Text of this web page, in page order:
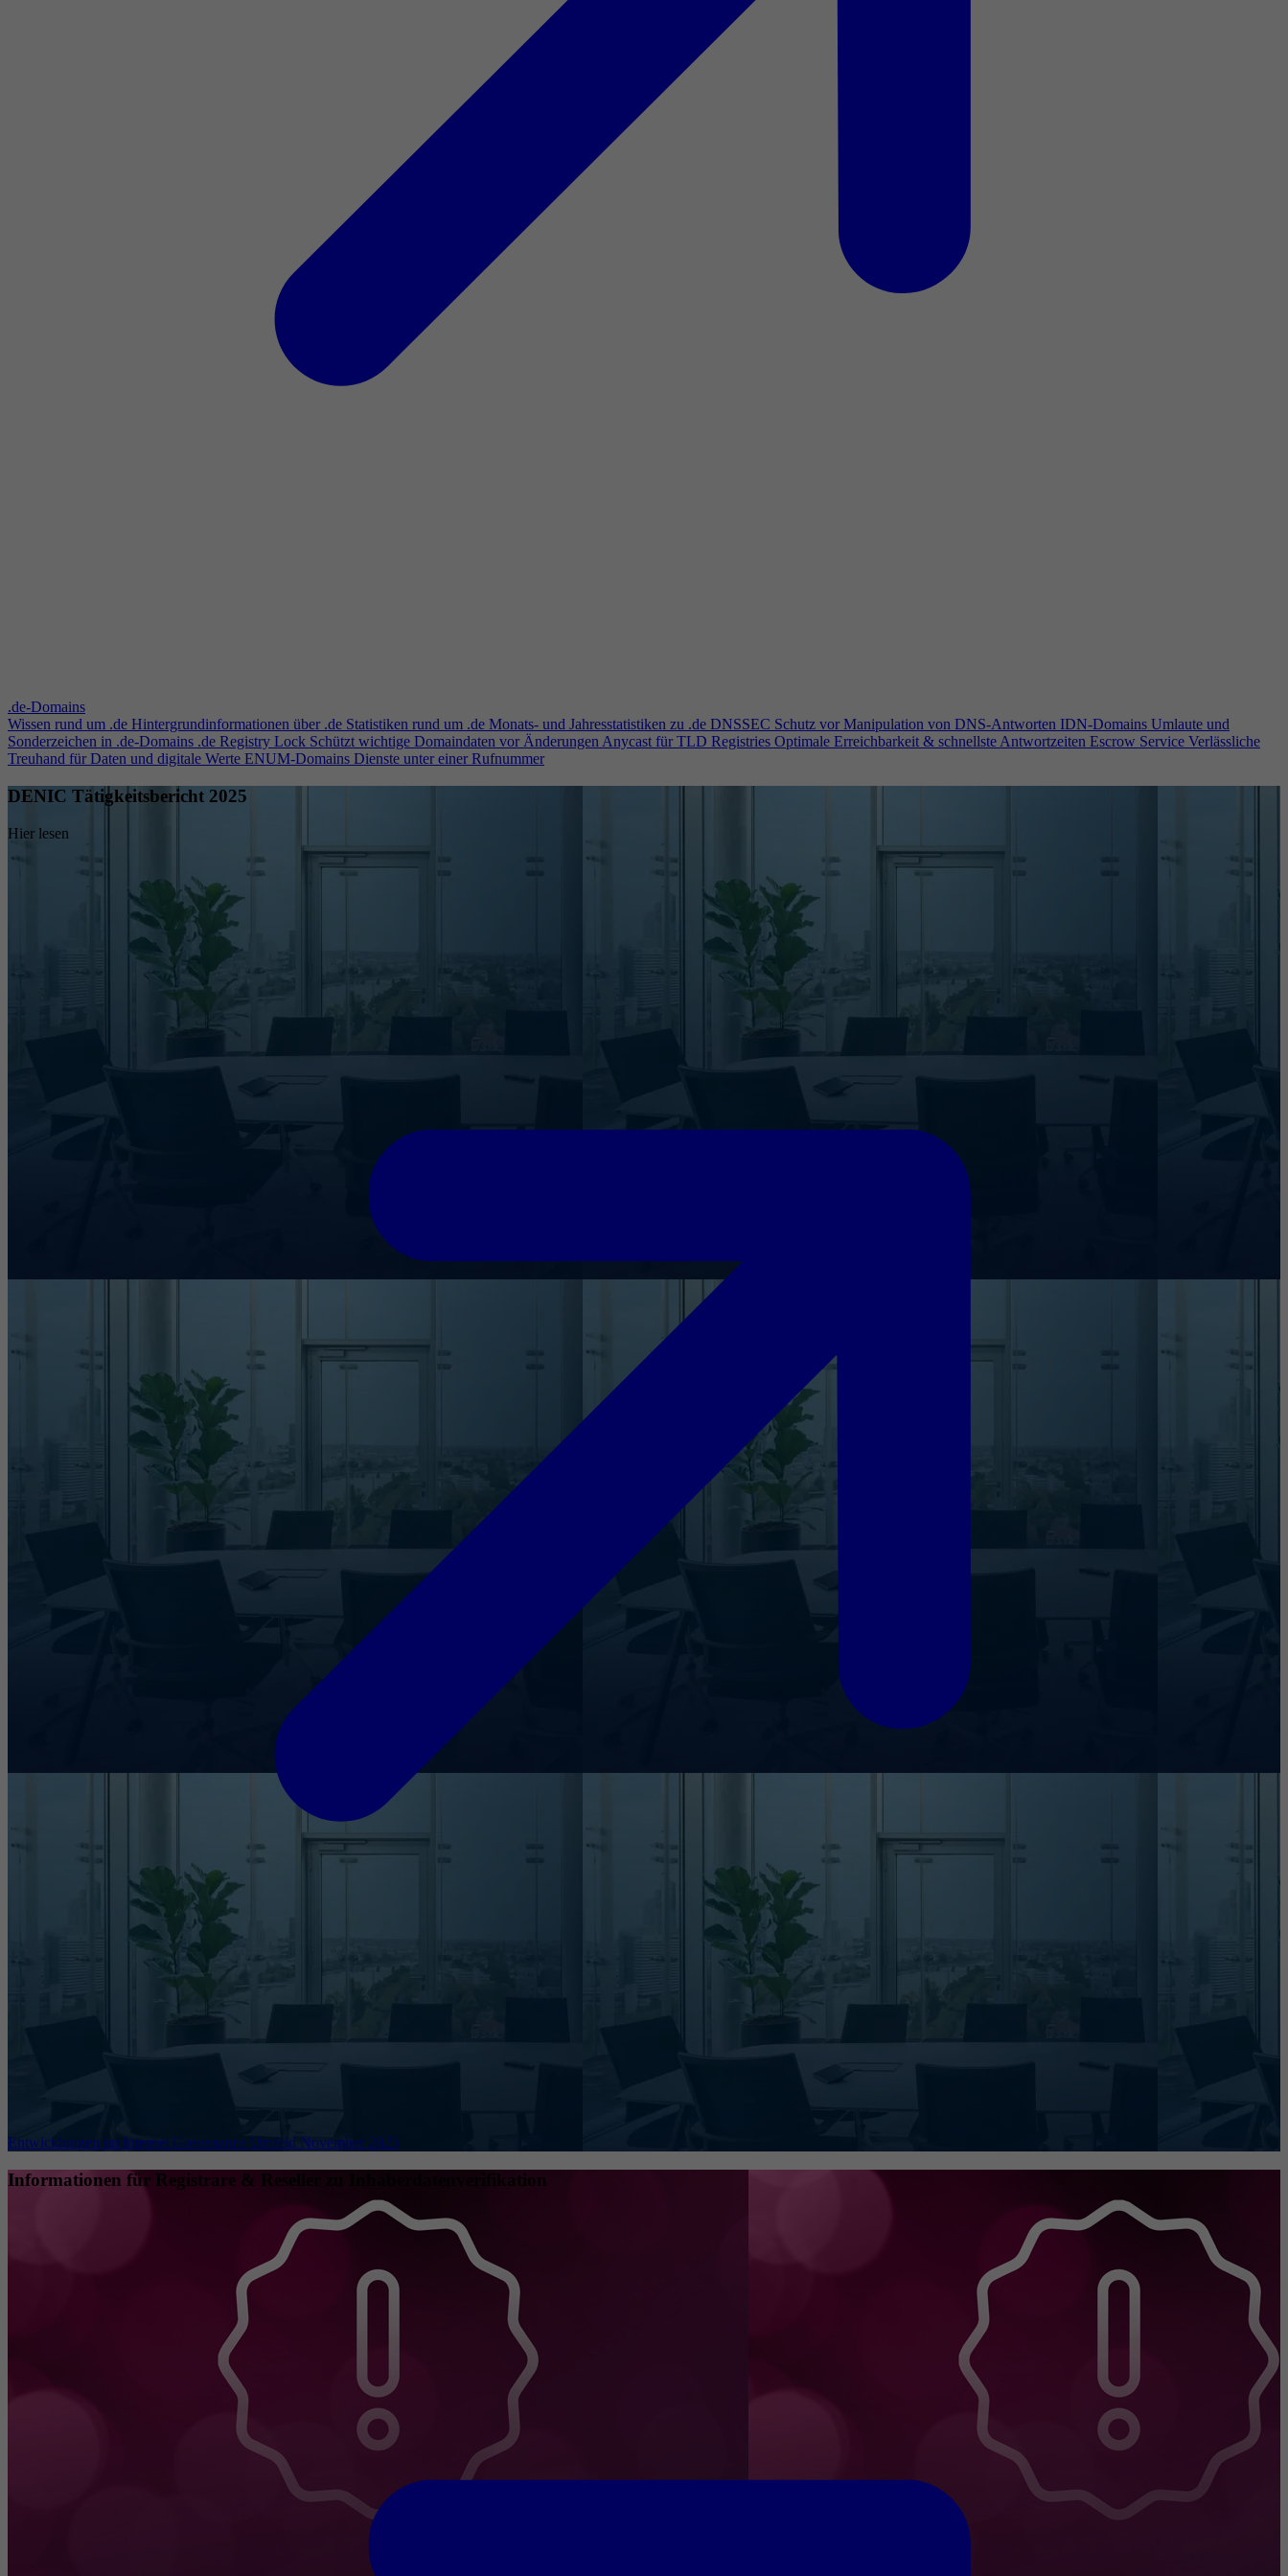
.de-Domains
Wissen rund um .de Hintergrundinformationen über .de Statistiken rund um .de Monats- und Jahresstatistiken zu .de DNSSEC Schutz vor Manipulation von DNS-Antworten IDN-Domains Umlaute und
Sonderzeichen in .de-Domains .de Registry Lock Schützt wichtige Domaindaten vor ÄnderungenAnycast für TLD Registries Optimale Erreichbarkeit & schnellste Antwortzeiten Escrow Service Verlässliche
Treuhand für Daten und digitale Werte ENUM-Domains Dienste unter einer Rufnummer
DENIC Tätigkeitsbericht 2025
Hier lesen
Entwicklungen im Internet Governance Umfeld November 2025
Informationen für Registrare & Reseller zu Inhaberdatenverifikation